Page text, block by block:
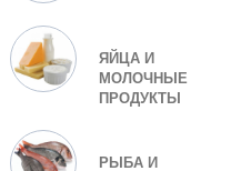
ЯЙЦА И
МОЛОЧНЫЕ
ПРОДУКТЫ
РЫБА И